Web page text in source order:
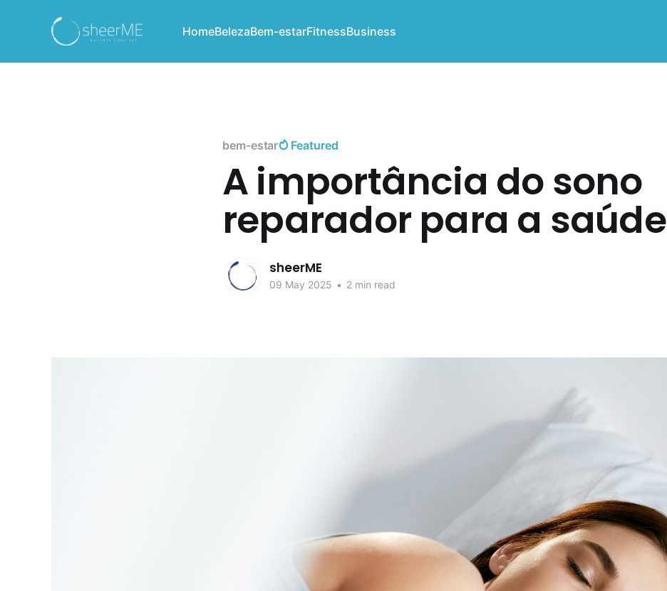
HomeBelezaBem-estarFitnessBusiness
bem-estar Featured
A importância do sono
reparador para a saúde
sheerME
09 May 2025 • 2 min read